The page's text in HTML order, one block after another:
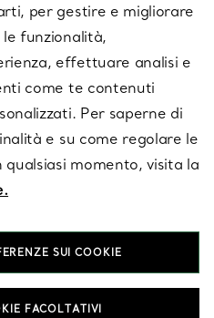
per gestire e migliorare
funzionalità,
effettuare analisi e
come te contenuti
Per saperne di
e su come regolare le
qualsiasi momento, visita la
SUI COOKIE
FACOLTATIVI